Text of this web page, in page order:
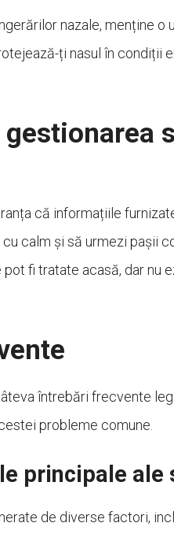
nazale, menține
ți nasul în condiții
că informațiile
calm și să urmezi pașii
pot fi tratate acasă, dar
întrebări frecvente
probleme comune.
principale ale
de diverse factori,